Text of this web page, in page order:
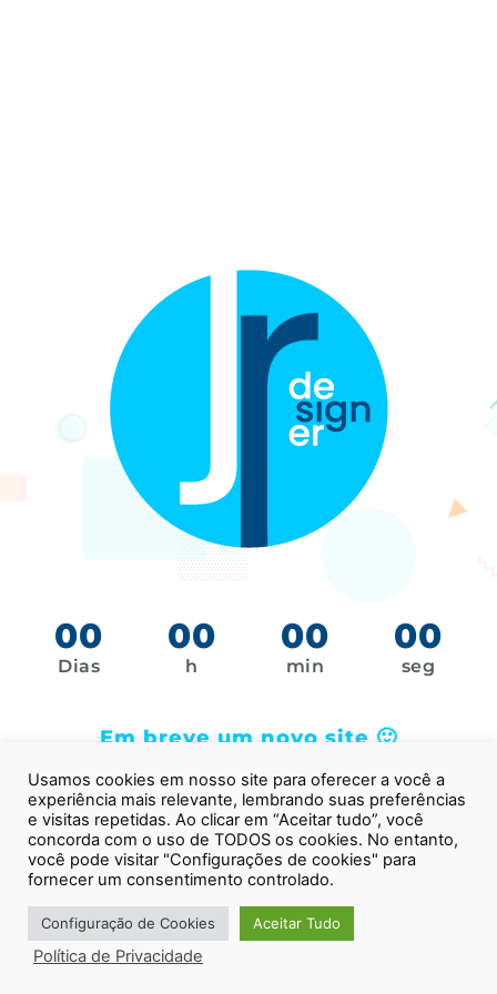
00
Dias
00
h
00
min
00
seg
Em breve um novo site 🙂
Usamos cookies em nosso site para oferecer a você a
experiência mais relevante, lembrando suas preferências
e visitas repetidas. Ao clicar em “Aceitar tudo”, você
concorda com o uso de TODOS os cookies. No entanto,
você pode visitar "Configurações de cookies" para
fornecer um consentimento controlado.
Configuração de Cookies Aceitar Tudo
Política de Privacidade